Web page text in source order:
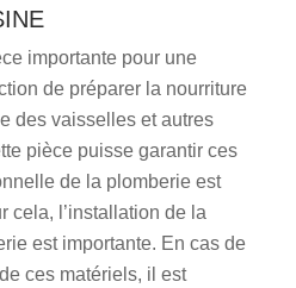
importante pour une
de préparer la nourriture
des vaisselles et autres
pièce puisse garantir ces
de la plomberie est
cela, l’installation de la
est importante. En cas de
ces matériels, il est